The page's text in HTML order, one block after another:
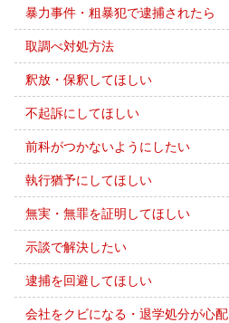
暴力事件・粗暴犯で逮捕されたら
取調べ対処方法
釈放・保釈してほしい
不起訴にしてほしい
前科がつかないようにしたい
執行猶予にしてほしい
無実・無罪を証明してほしい
示談で解決したい
逮捕を回避してほしい
会社をクビになる・退学処分が心配